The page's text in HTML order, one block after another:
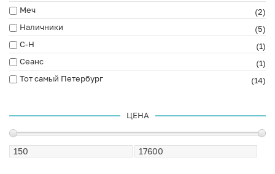
Меч
(2)
Наличники
(5)
С-Н
(1)
Сеанс
(1)
Тот самый Петербург
(14)
ЦЕНА